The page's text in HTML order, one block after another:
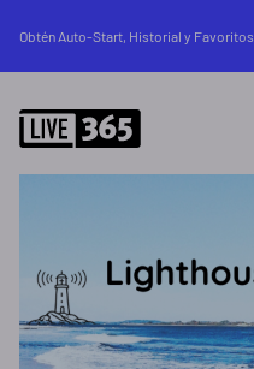
Obtén Auto-Start, Historial y Favoritos